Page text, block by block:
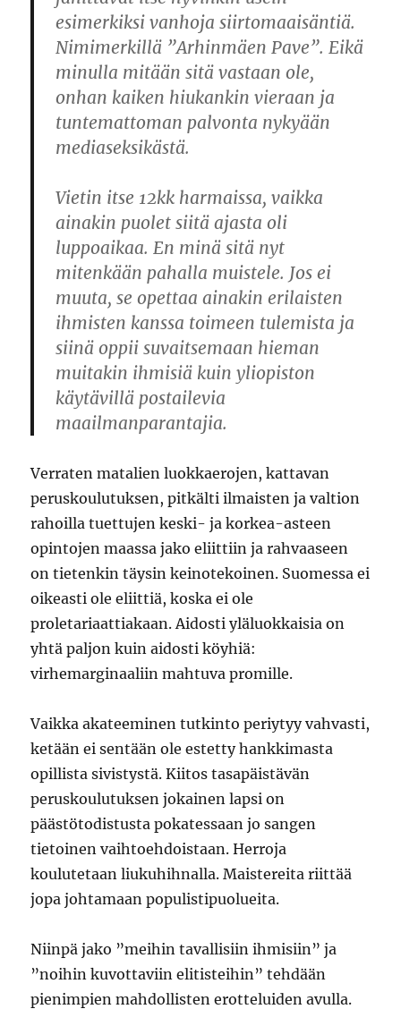
esimerkiksi vanhoja siirtomaaisäntiä.
Nimimerkillä ”Arhinmäen Pave”. Eikä
minulla mitään sitä vastaan ole,
onhan kaiken hiukankin vieraan ja
tuntemattoman palvonta nykyään
mediaseksikästä.
Vietin itse 12kk harmaissa, vaikka
ainakin puolet siitä ajasta oli
luppoaikaa. En minä sitä nyt
mitenkään pahalla muistele. Jos ei
muuta, se opettaa ainakin erilaisten
ihmisten kanssa toimeen tulemista ja
siinä oppii suvaitsemaan hieman
muitakin ihmisiä kuin yliopiston
käytävillä postailevia
maailmanparantajia.
Verraten matalien luokkaerojen, kattavan
peruskoulutuksen, pitkälti ilmaisten ja valtion
rahoilla tuettujen keski- ja korkea-asteen
opintojen maassa jako eliittiin ja rahvaaseen
on tietenkin täysin keinotekoinen. Suomessa ei
oikeasti ole eliittiä, koska ei ole
proletariaattiakaan. Aidosti yläluokkaisia on
yhtä paljon kuin aidosti köyhiä:
virhemarginaaliin mahtuva promille.
Vaikka akateeminen tutkinto periytyy vahvasti,
ketään ei sentään ole estetty hankkimasta
opillista sivistystä. Kiitos tasapäistävän
peruskoulutuksen jokainen lapsi on
päästötodistusta pokatessaan jo sangen
tietoinen vaihtoehdoistaan. Herroja
koulutetaan liukuhihnalla. Maistereita riittää
jopa johtamaan populistipuolueita.
Niinpä jako ”meihin tavallisiin ihmisiin” ja
”noihin kuvottaviin elitisteihin” tehdään
pienimpien mahdollisten erotteluiden avulla.